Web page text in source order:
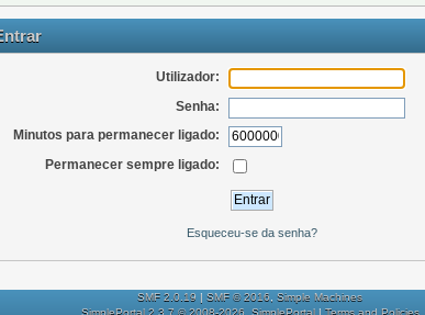
Utilizador:
Senha:
Minutos para permanecer ligado:
Permanecer sempre ligado:
Esqueceu-se da senha?
SMF 2.0.19 | SMF © 2016, Simple Machines
SimplePortal 2.3.7 © 2008-2026, SimplePortal| Terms and Policies